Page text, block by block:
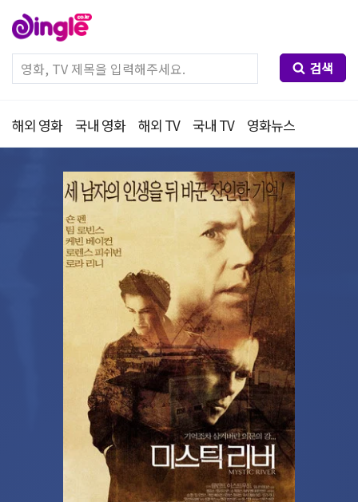
검색
해외 영화 국내 영화 해외 TV 국내 TV 영화뉴스